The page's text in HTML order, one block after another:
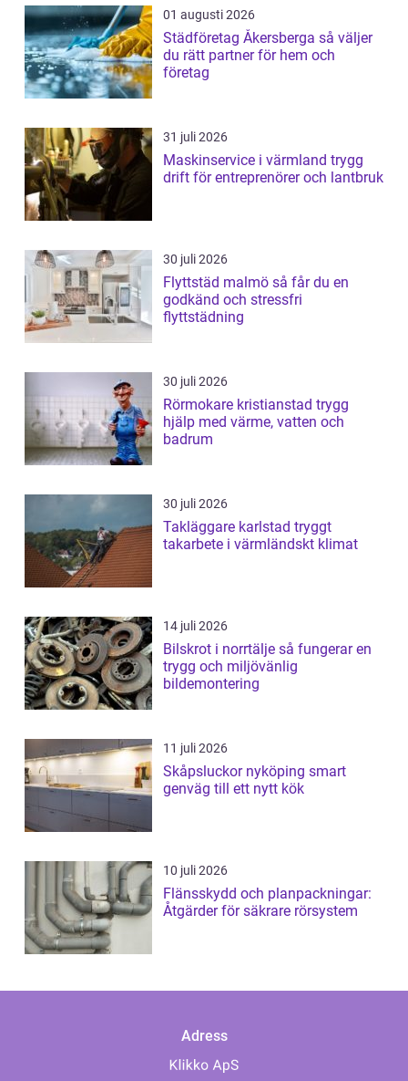
01 augusti 2026
Städföretag Åkersberga så väljer
du rätt partner för hem och
företag
31 juli 2026
Maskinservice i värmland trygg
drift för entreprenörer och lantbruk
30 juli 2026
Flyttstäd malmö så får du en
godkänd och stressfri
flyttstädning
30 juli 2026
Rörmokare kristianstad trygg
hjälp med värme, vatten och
badrum
30 juli 2026
Takläggare karlstad tryggt
takarbete i värmländskt klimat
14 juli 2026
Bilskrot i norrtälje så fungerar en
trygg och miljövänlig
bildemontering
11 juli 2026
Skåpsluckor nyköping smart
genväg till ett nytt kök
10 juli 2026
Flänsskydd och planpackningar:
Åtgärder för säkrare rörsystem
Adress